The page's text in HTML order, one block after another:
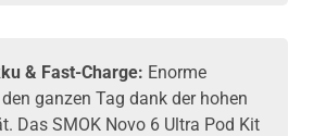
& Fast-Charge: Enorme
ganzen Tag dank der hohen
Das SMOK Novo 6 Ultra Pod Kit